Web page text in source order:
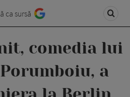
ca sursă
comedia lui
a